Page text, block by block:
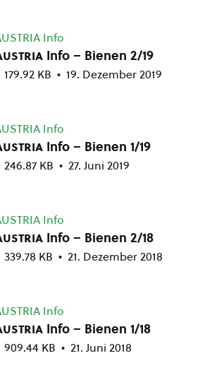
Info
Info – Bienen 2/19
179.92 KB 19. Dezember 2019
Info
Info – Bienen 1/19
246.87 KB 27. Juni 2019
Info
Info – Bienen 2/18
339.78 KB 21. Dezember 2018
Info
Info – Bienen 1/18
909.44 KB 21. Juni 2018